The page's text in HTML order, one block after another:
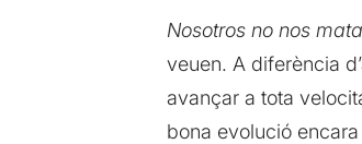
Nosotros no nos
veuen. A diferència
avançar a tota
bona evolució